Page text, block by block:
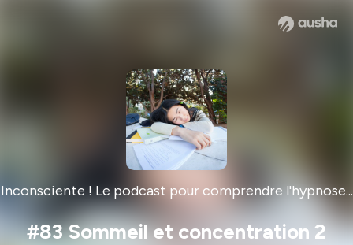
Inconsciente ! Le podcast pour comprendre l'hypnose...
#83 Sommeil et concentration 2